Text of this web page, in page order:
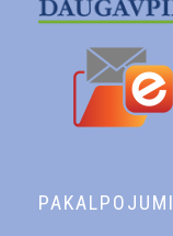
PAKALPOJUMI